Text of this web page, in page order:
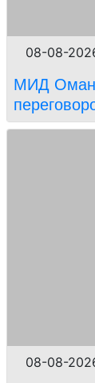
08-08-
МИД
08-08-